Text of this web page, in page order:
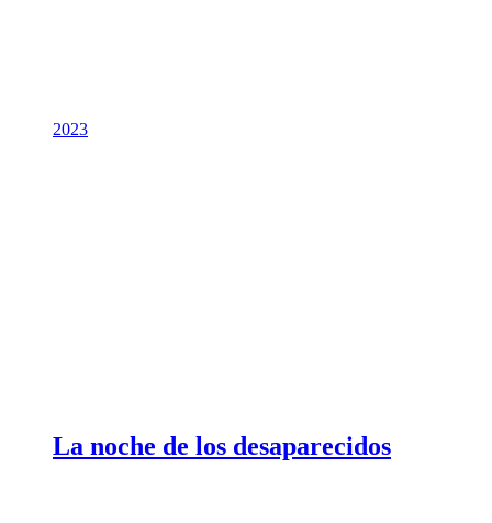
2023
La noche de los desaparecidos